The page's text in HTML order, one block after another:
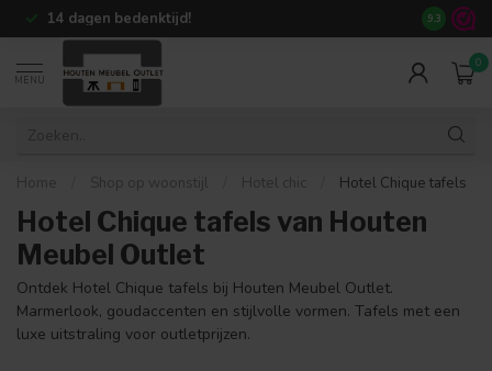
14 dagen bedenktijd! +80.000
9.3
MENU
0
Home Shop op woonstijl Hotel chic Hotel Chique tafels
Hotel Chique tafels van Houten
Meubel Outlet
Ontdek Hotel Chique tafels bij Houten Meubel Outlet.
Marmerlook, goudaccenten en stijlvolle vormen. Tafels met een
luxe uitstraling voor outletprijzen.